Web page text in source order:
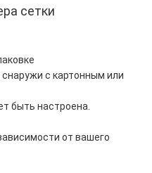
сетки
с картонным или
быть настроена.
от вашего